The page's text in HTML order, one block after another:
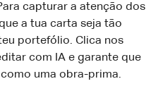
capturar a atenção dos
a tua carta seja tão
portefólio. Clica nos
com IA e garante que
uma obra-prima.